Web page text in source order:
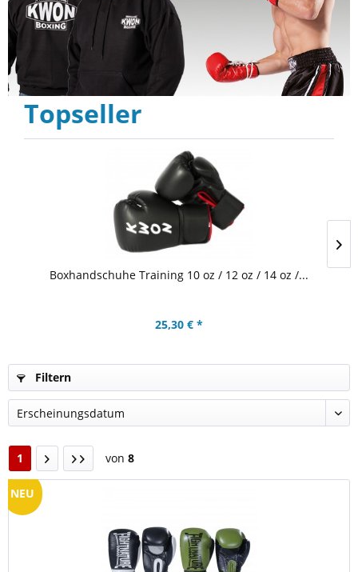
Topseller
Boxhandschuhe Training 10 oz / 12 oz / 14 oz /...
25,30 € *
Filtern
1 von 8
NEU